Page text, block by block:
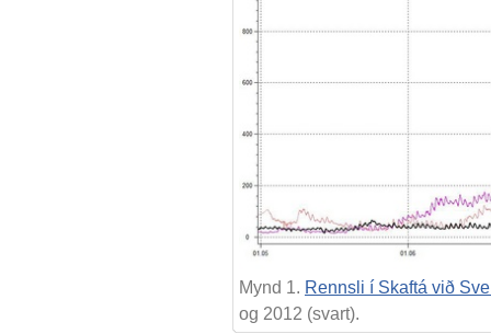
Mynd 1. Rennsli í Skaftá við
og 2012 (svart).